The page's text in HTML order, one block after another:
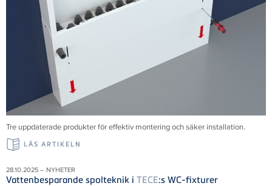
Tre uppdaterade produkter för effektiv montering och säker installation.
LÄS ARTIKELN
28.10.2025 – NYHETER
Vattenbesparande spolteknik i TECE:s WC-fixturer